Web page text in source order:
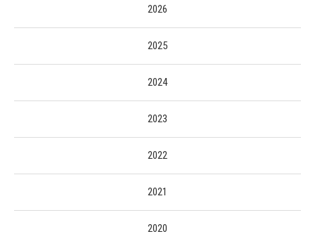
2026
2025
2024
2023
2022
2021
2020